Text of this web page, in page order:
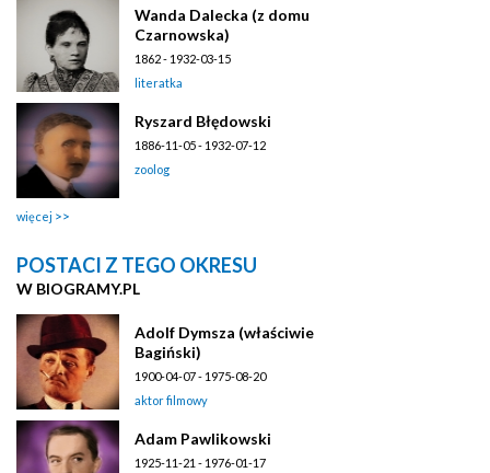
Wanda Dalecka (z domu
Czarnowska)
1862 - 1932-03-15
literatka
Ryszard Błędowski
1886-11-05 - 1932-07-12
zoolog
więcej
POSTACI Z TEGO OKRESU
W BIOGRAMY.PL
Adolf Dymsza (właściwie
Bagiński)
1900-04-07 - 1975-08-20
aktor filmowy
Adam Pawlikowski
1925-11-21 - 1976-01-17